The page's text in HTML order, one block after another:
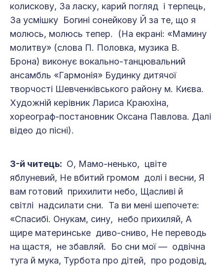
колискову, За ласку, карий погляд і терпець,
За усмішку Богині сонейкову Й за те, що я
молюсь, молюсь тепер. (На екрані: «Мамину
молитву» (слова П. Половка, музика В.
Брона) виконує вокально-танцювальний
ансамбль «Гармонія» Будинку дитячої
творчості Шевченківського району м. Києва.
Художній керівник Лариса Краюхіна,
хореограф-постановник Оксана Павлова. Далі
відео до пісні).
3-й читець: О, Мамо-ненько, цвіте
яблуневий, Не вбитий громом долі і весни, Я
вам готовий прихилити небо, Щасливі й
світлі надсилати сни. Та ви мені шепочете:
«Спасибі. Онукам, сину, небо прихиляй, А
щире материнське диво-сниво, Не переводь
на щастя, не збавляй. Бо сни мої — одвічна
туга й мука, Турбота про дітей, про родовід,